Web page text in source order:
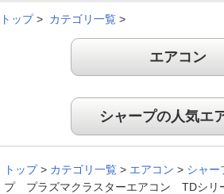
す。
商品により、同一シリーズをご購入された方の
トップ> カテゴリ一覧 >
エアコン
シャープの人気エ
トップ > カテゴリ一覧 > エアコン > シャー
プ プラズマクラスターエアコン TDシ